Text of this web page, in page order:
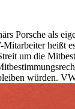
Porsche als
heißt
um die
würden.